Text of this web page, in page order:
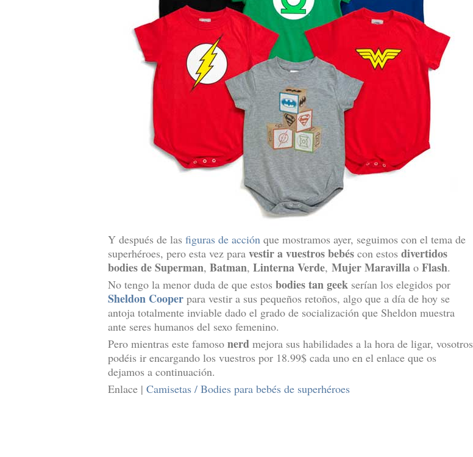
Y después de las figuras de acción que mostramos ayer, seguimos con el tema de
superhéroes, pero esta vez para vestir a vuestros bebés con estos divertidos
bodies de Superman, Batman, Linterna Verde, Mujer Maravilla o Flash.
No tengo la menor duda de que estos bodies tan geek serían los elegidos por
Sheldon Cooper para vestir a sus pequeños retoños, algo que a día de hoy se
antoja totalmente inviable dado el grado de socialización que Sheldon muestra
ante seres humanos del sexo femenino.
Pero mientras este famoso nerd mejora sus habilidades a la hora de ligar, vosotros
podéis ir encargando los vuestros por 18.99$ cada uno en el enlace que os
dejamos a continuación.
Enlace | Camisetas / Bodies para bebés de superhéroes